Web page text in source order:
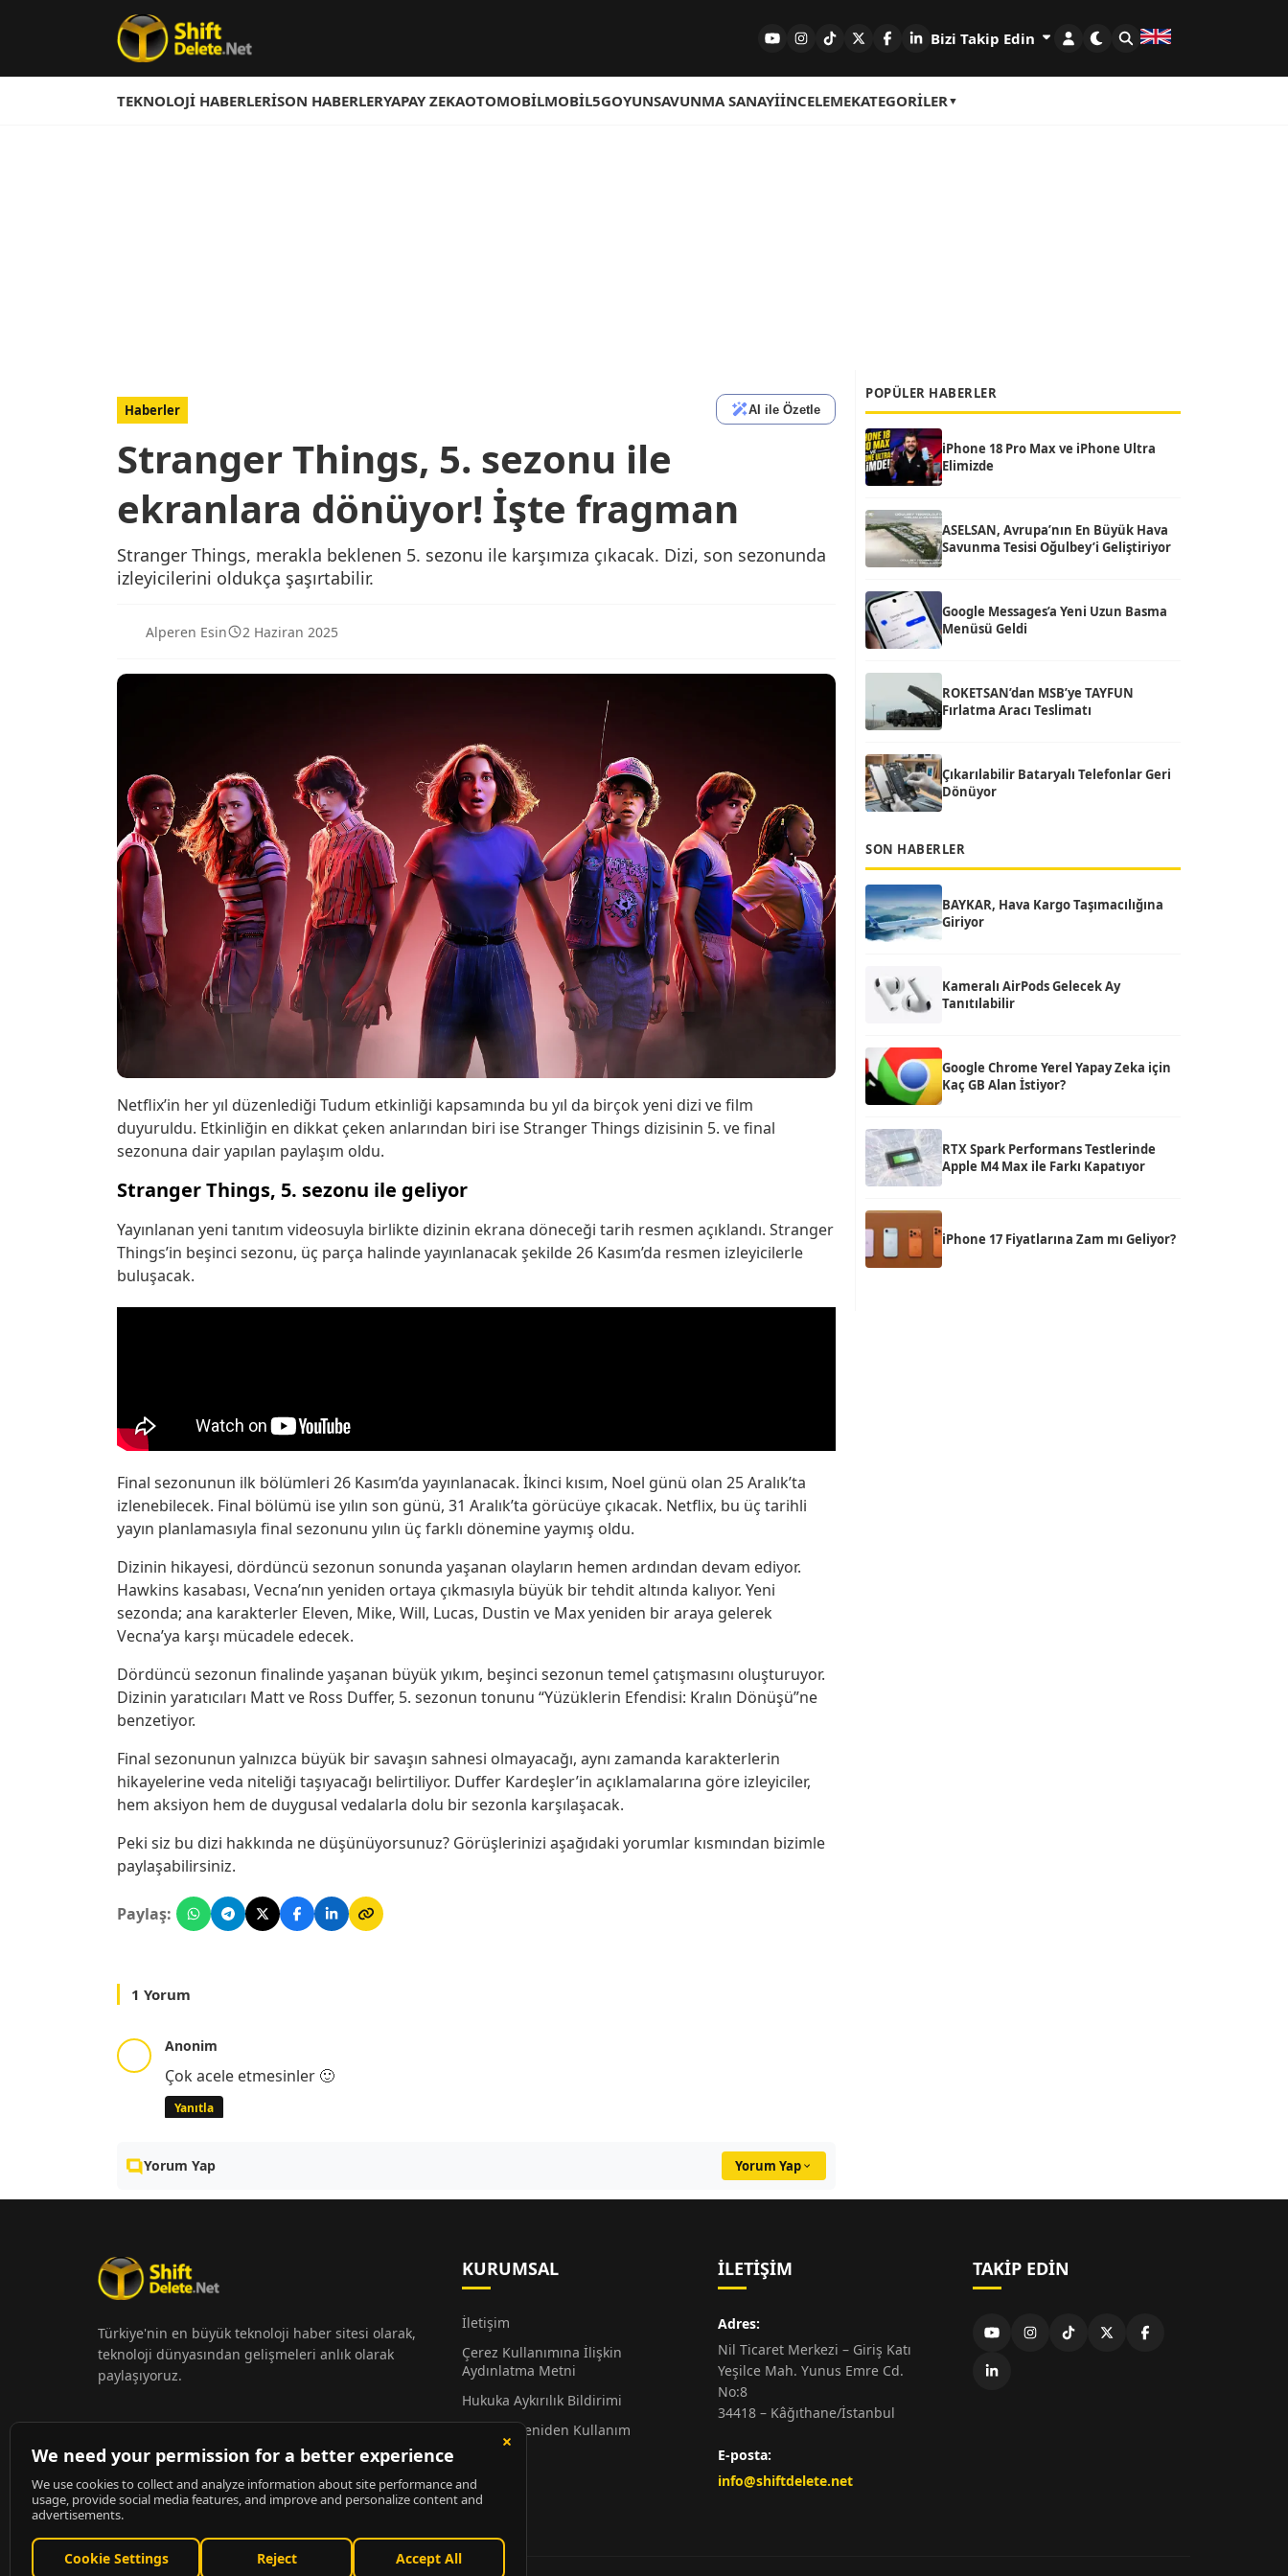
Bizi Takip Edin
TEKNOLOJI HABERLERISON HABERLERYAPAY ZEKAOTOMOBILMOBIL5GOYUNSAVUNMA SANAYIİNCELEMEKATEGORILER
Haberler AI ile Özetle
Stranger Things, 5. sezonu ile
ekranlara dönüyor! İşte fragman
Stranger Things, merakla beklenen 5. sezonu ile karşımıza çıkacak. Dizi, son sezonunda
izleyicilerini oldukça şaşırtabilir.
Alperen Esin 2 Haziran 2025
Netflix’in her yıl düzenlediği Tudum etkinliği kapsamında bu yıl da birçok yeni dizi ve film
duyuruldu. Etkinliğin en dikkat çeken anlarından biri ise Stranger Things dizisinin 5. ve final
sezonuna dair yapılan paylaşım oldu.
Stranger Things, 5. sezonu ile geliyor
Yayınlanan yeni tanıtım videosuyla birlikte dizinin ekrana döneceği tarih resmen açıklandı. Stranger
Things’in beşinci sezonu, üç parça halinde yayınlanacak şekilde 26 Kasım’da resmen izleyicilerle
buluşacak.
Final sezonunun ilk bölümleri 26 Kasım’da yayınlanacak. İkinci kısım, Noel günü olan 25 Aralık’ta
izlenebilecek. Final bölümü ise yılın son günü, 31 Aralık’ta görücüye çıkacak. Netflix, bu üç tarihli
yayın planlamasıyla final sezonunu yılın üç farklı dönemine yaymış oldu.
Dizinin hikayesi, dördüncü sezonun sonunda yaşanan olayların hemen ardından devam ediyor.
Hawkins kasabası, Vecna’nın yeniden ortaya çıkmasıyla büyük bir tehdit altında kalıyor. Yeni
sezonda; ana karakterler Eleven, Mike, Will, Lucas, Dustin ve Max yeniden bir araya gelerek
Vecna’ya karşı mücadele edecek.
Dördüncü sezonun finalinde yaşanan büyük yıkım, beşinci sezonun temel çatışmasını oluşturuyor.
Dizinin yaratıcıları Matt ve Ross Duffer, 5. sezonun tonunu “Yüzüklerin Efendisi: Kralın Dönüşü”ne
benzetiyor.
Final sezonunun yalnızca büyük bir savaşın sahnesi olmayacağı, aynı zamanda karakterlerin
hikayelerine veda niteliği taşıyacağı belirtiliyor. Duffer Kardeşler’in açıklamalarına göre izleyiciler,
hem aksiyon hem de duygusal vedalarla dolu bir sezonla karşılaşacak.
Peki siz bu dizi hakkında ne düşünüyorsunuz? Görüşlerinizi aşağıdaki yorumlar kısmından bizimle
paylaşabilirsiniz.
Paylaş:
1 Yorum
Anonim
Çok acele etmesinler 🙂
Yanıtla
Yorum Yap Yorum Yap
POPÜLER HABERLER
iPhone 18 Pro Max ve iPhone Ultra
Elimizde
ASELSAN, Avrupa’nın En Büyük Hava
Savunma Tesisi Oğulbey’i Geliştiriyor
Google Messages’a Yeni Uzun Basma
Menüsü Geldi
ROKETSAN’dan MSB’ye TAYFUN
Fırlatma Aracı Teslimatı
Çıkarılabilir Bataryalı Telefonlar Geri
Dönüyor
SON HABERLER
BAYKAR, Hava Kargo Taşımacılığına
Giriyor
Kameralı AirPods Gelecek Ay
Tanıtılabilir
Google Chrome Yerel Yapay Zeka için
Kaç GB Alan İstiyor?
RTX Spark Performans Testlerinde
Apple M4 Max ile Farkı Kapatıyor
iPhone 17 Fiyatlarına Zam mı Geliyor?
Türkiye'nin en büyük teknoloji haber sitesi olarak,
teknoloji dünyasından gelişmeleri anlık olarak
paylaşıyoruz.
KURUMSAL
İletişim
Çerez Kullanımına İlişkin
Aydınlatma Metni
Hukuka Aykırılık Bildirimi
Alıntı ve Yeniden Kullanım
Hakkında
Künye
İLETIŞIM
Adres:
Nil Ticaret Merkezi – Giriş Katı
Yeşilce Mah. Yunus Emre Cd.
No:8
34418 – Kâğıthane/İstanbul
E-posta:
info@shiftdelete.net
TAKIP EDIN